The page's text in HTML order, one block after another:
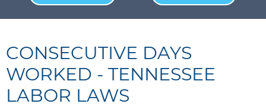
CONSECUTIVE DAYS
WORKED - TENNESSEE
LABOR LAWS